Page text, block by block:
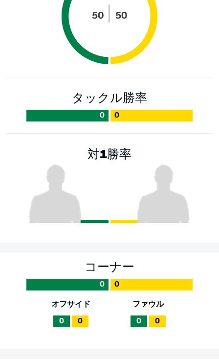
50 50
タックル勝率
0 0
対1勝率
コーナー
0 0
オフサイド
0 0
ファウル
0 0